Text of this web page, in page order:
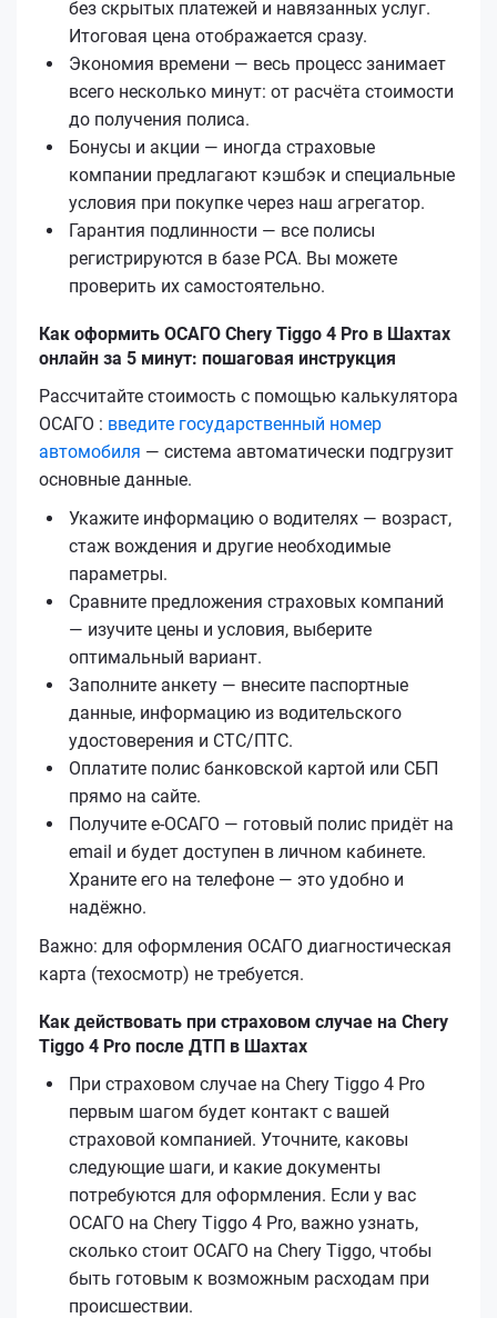
без скрытых платежей и навязанных услуг.
Итоговая цена отображается сразу.
Экономия времени — весь процесс занимает
всего несколько минут: от расчёта стоимости
до получения полиса.
Бонусы и акции — иногда страховые
компании предлагают кэшбэк и специальные
условия при покупке через наш агрегатор.
Гарантия подлинности — все полисы
регистрируются в базе РСА. Вы можете
проверить их самостоятельно.
Как оформить ОСАГО Chery Tiggo 4 Pro в Шахтах
онлайн за 5 минут: пошаговая инструкция
Рассчитайте стоимость с помощью калькулятора
ОСАГО : введите государственный номер
автомобиля — система автоматически подгрузит
основные данные.
Укажите информацию о водителях — возраст,
стаж вождения и другие необходимые
параметры.
Сравните предложения страховых компаний
— изучите цены и условия, выберите
оптимальный вариант.
Заполните анкету — внесите паспортные
данные, информацию из водительского
удостоверения и СТС/ПТС.
Оплатите полис банковской картой или СБП
прямо на сайте.
Получите е‑ОСАГО — готовый полис придёт на
email и будет доступен в личном кабинете.
Храните его на телефоне — это удобно и
надёжно.
Важно: для оформления ОСАГО диагностическая
карта (техосмотр) не требуется.
Как действовать при страховом случае на Chery
Tiggo 4 Pro после ДТП в Шахтах
При страховом случае на Chery Tiggo 4 Pro
первым шагом будет контакт с вашей
страховой компанией. Уточните, каковы
следующие шаги, и какие документы
потребуются для оформления. Если у вас
ОСАГО на Chery Tiggo 4 Pro, важно узнать,
сколько стоит ОСАГО на Chery Tiggo, чтобы
быть готовым к возможным расходам при
происшествии.